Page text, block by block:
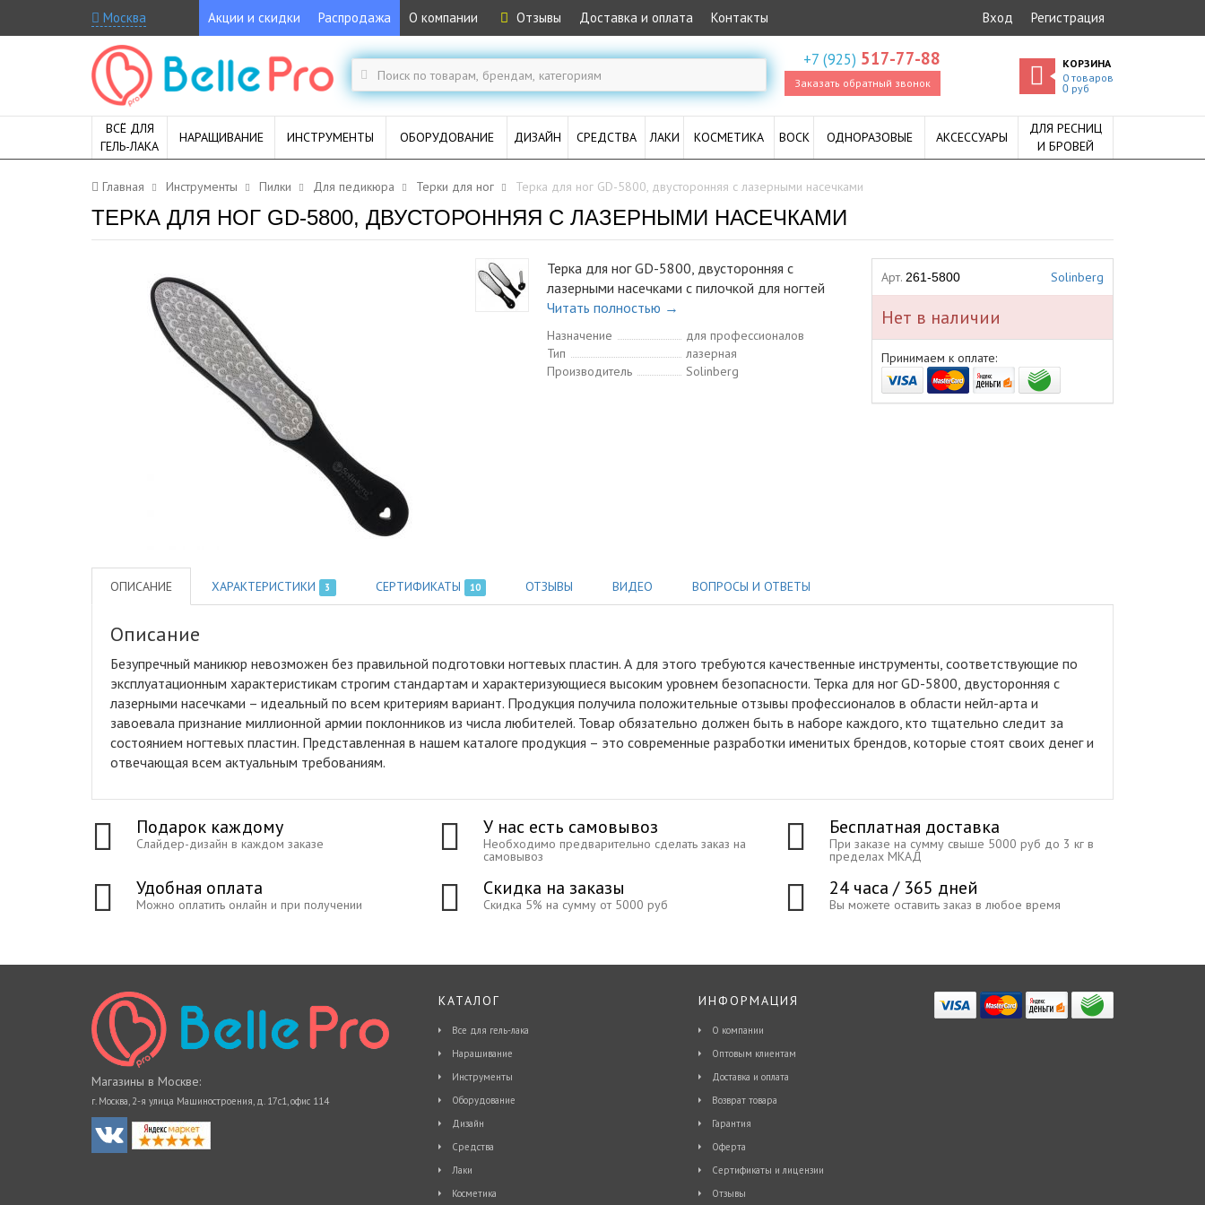
Москва Акции и скидки Распродажа О компании Отзывы Доставка и оплата Контакты Вход Регистрация
+7 (925) 517-77-88
Заказать обратный звонок
КОРЗИНА
0 товаров
0руб
ВСЁ ДЛЯ
ГЕЛЬ-ЛАКА
НАРАЩИВАНИЕ ИНСТРУМЕНТЫ ОБОРУДОВАНИЕ ДИЗАЙН СРЕДСТВА ЛАКИ КОСМЕТИКА ВОСК ОДНОРАЗОВЫЕ АКСЕССУАРЫ
ДЛЯ РЕСНИЦ
И БРОВЕЙ
Главная Инструменты Пилки Для педикюра Терки для ног Терка для ног GD-5800, двусторонняя с лазерными насечками
ТЕРКА ДЛЯ НОГ GD-5800, ДВУСТОРОННЯЯ С ЛАЗЕРНЫМИ НАСЕЧКАМИ
Терка для ног GD-5800, двусторонняя с
лазерными насечками с пилочкой для ногтей
Читать полностью →
Назначение
для профессионалов
Тип
лазерная
Производитель
Solinberg
Арт. 261-5800 Solinberg
Нет в наличии
Принимаем к оплате:
ОПИСАНИЕ ХАРАКТЕРИСТИКИ 3 СЕРТИФИКАТЫ 10 ОТЗЫВЫ ВИДЕО ВОПРОСЫ И ОТВЕТЫ
Описание
Безупречный маникюр невозможен без правильной подготовки ногтевых пластин. А для этого требуются качественные инструменты, соответствующие по
эксплуатационным характеристикам строгим стандартам и характеризующиеся высоким уровнем безопасности. Терка для ног GD-5800, двусторонняя с
лазерными насечками – идеальный по всем критериям вариант. Продукция получила положительные отзывы профессионалов в области нейл-арта и
завоевала признание миллионной армии поклонников из числа любителей. Товар обязательно должен быть в наборе каждого, кто тщательно следит за
состоянием ногтевых пластин. Представленная в нашем каталоге продукция – это современные разработки именитых брендов, которые стоят своих денег и
отвечающая всем актуальным требованиям.
Подарок каждому
Слайдер-дизайн в каждом заказе
У нас есть самовывоз
Необходимо предварительно сделать заказ на
самовывоз
Бесплатная доставка
При заказе на сумму свыше 5000 руб до 3 кг в
пределах МКАД
Удобная оплата
Можно оплатить онлайн и при получении
Скидка на заказы
Скидка 5% на сумму от 5000 руб
24 часа / 365 дней
Вы можете оставить заказ в любое время
Магазины в Москве:
г. Москва, 2-я улица Машиностроения, д. 17с1, офис 114
КАТАЛОГ
Все для гель-лака
Наращивание
Инструменты
Оборудование
Дизайн
Средства
Лаки
Косметика
ИНФОРМАЦИЯ
О компании
Оптовым клиентам
Доставка и оплата
Возврат товара
Гарантия
Оферта
Сертификаты и лицензии
Отзывы